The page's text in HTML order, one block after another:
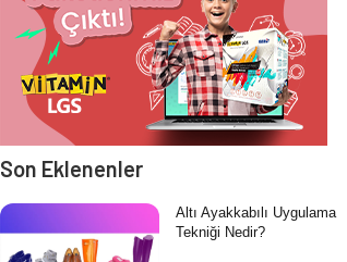
Son Eklenenler
Altı Ayakkabılı Uygulama
Tekniği Nedir?